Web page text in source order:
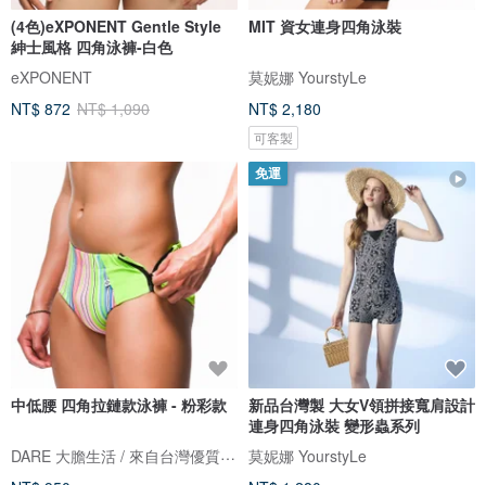
(4色)eXPONENT Gentle Style
紳士風格 四角泳褲-白色
eXPONENT
NT$ 872 NT$ 1,090
MIT 資女連身四角泳裝
莫妮娜 YourstyLe
NT$ 2,180
可客製
中低腰 四角拉鏈款泳褲 - 粉彩款
DARE 大膽生活 / 來自台灣優質男性內著
免運
新品台灣製 大女V領拼接寬肩設計
連身四角泳裝 變形蟲系列
莫妮娜 YourstyLe